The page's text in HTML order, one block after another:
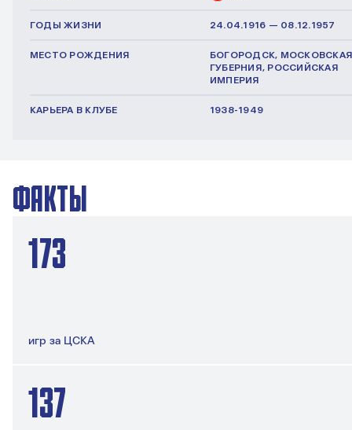
ГОДЫ ЖИЗНИ 24.04.1916 — 08.12.1957
МЕСТО РОЖДЕНИЯ
БОГОРОДСК,
ГУБЕРНИЯ, РОССИЙСКАЯ
ИМПЕРИЯ
КАРЬЕРА В КЛУБЕ 1938-1949
ФАКТЫ
173
игр за ЦСКА
137